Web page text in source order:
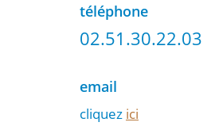
téléphone
02.51.30.22.03
email
cliquez ici